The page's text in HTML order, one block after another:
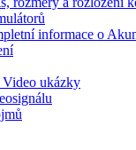
informace o
ukázky